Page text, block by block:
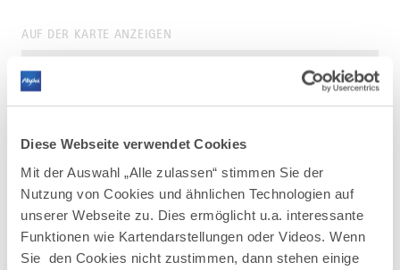
Diese Webseite verwendet Cookies
Mit der Auswahl „Alle zulassen“ stimmen Sie der
Nutzung von Cookies und ähnlichen Technologien auf
unserer Webseite zu. Dies ermöglicht u.a. interessante
Funktionen wie Kartendarstellungen oder Videos. Wenn
Sie den Cookies nicht zustimmen, dann stehen einige
AUF DER KARTE ANZEIGEN